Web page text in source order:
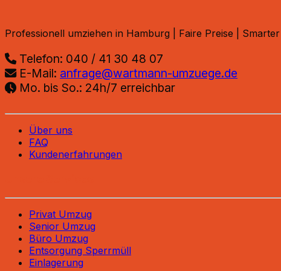
Professionell umziehen in Hamburg | Faire Preise |
Telefon: 040 / 41 30 48 07
E-Mail: anfrage@wartmann-umzuege.de
Mo. bis So.: 24h/7 erreichbar
Unternehmen
Über uns
FAQ
Kundenerfahrungen
Privat Umzug
Senior Umzug
Büro Umzug
Entsorgung Sperrmüll
Einlagerung